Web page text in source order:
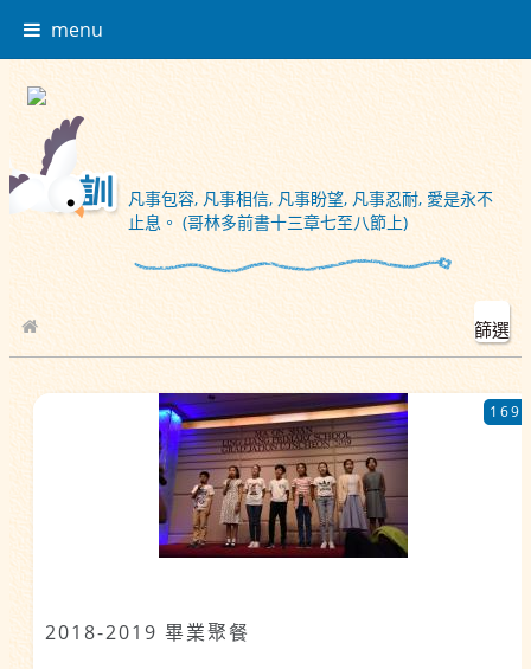
menu
凡事包容, 凡事相信, 凡事盼望, 凡事忍耐, 愛是永不
止息。 (哥林多前書十三章七至八節上)
校園相簿
篩選
2018-2019 畢業聚餐
169